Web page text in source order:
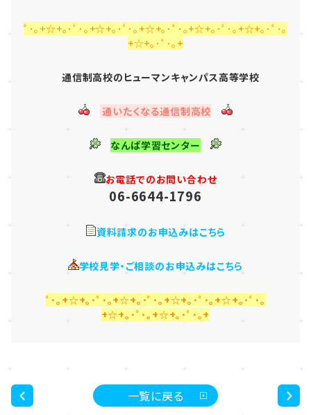
ﾟ･｡+☆+｡･ﾟ･｡+☆+｡･ﾟ･｡+☆+｡･ﾟ･｡+☆+｡･ﾟ･｡+☆+｡･ﾟ･｡
+☆+｡･ﾟ･｡+
通信制高校のヒューマンキャンパス高等学校
通いたくなる通信制高校
なんば学習センター
お電話でのお問い合わせ
06-6644-1796
資料請求のお申込みはこちら
学校見学・ご相談のお申込みはこちら
ﾟ･｡+☆+｡･ﾟ･｡+☆+｡･ﾟ･｡+☆+｡･ﾟ･｡+☆+｡･ﾟ･｡
+☆+｡･ﾟ･｡+☆+｡･ﾟ･｡+
一覧に戻る